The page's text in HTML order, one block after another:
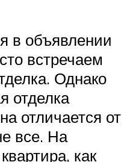
в объявлении
встречаем
Однако
отделка
отличается от
все. На
как